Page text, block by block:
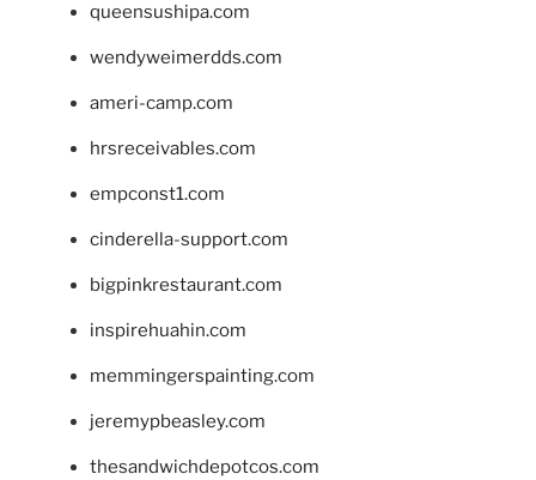
queensushipa.com
wendyweimerdds.com
ameri-camp.com
hrsreceivables.com
empconst1.com
cinderella-support.com
bigpinkrestaurant.com
inspirehuahin.com
memmingerspainting.com
jeremypbeasley.com
thesandwichdepotcos.com